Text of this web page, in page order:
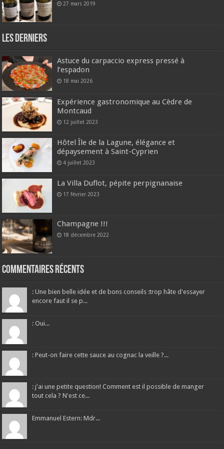
27 mars 2019
Les derniers
Astuce du carpaccio express pressé à
l’espadon
18 mai 2026
Expérience gastronomique au Cèdre de
Montcaud
12 juillet 2023
Hôtel Île de la Lagune, élégance et
dépaysement à Saint-Cyprien
4 juillet 2023
La Villa Duflot, pépite perpignanaise
17 février 2023
Champagne !!!
18 décembre 2022
Commentaires récents
: Une bien belle idée et de bons conseils :trop hâte d'essayer
encore faut il se p...
: Oui...
: Peut-on faire cette sauce au cognac la veille ?...
: j'ai une petite question! Comment est il possible de manger
tout cela ? N'est ce...
Emmanuel Estern: Mdr...